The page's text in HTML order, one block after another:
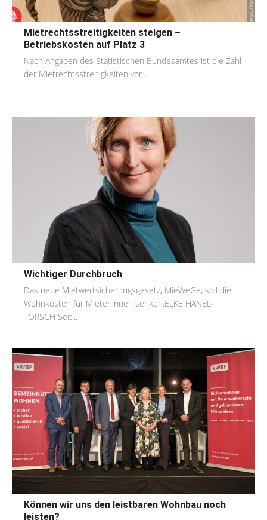
Mietrechtsstreitigkeiten steigen –
Betriebskosten auf Platz 3
Nach Angaben des Statistischen Bundesamtes ist die Zahl
der Mietrechtsstreitigkeiten vor...
Wichtiger Durchbruch
Das neue Mietwertsicherungsgesetz, MieWeGe, soll die
Wohnkosten für Mieter:innen senken.ELKE HANEL-
TORSCH Seit...
Können wir uns den leistbaren Wohnbau noch
leisten?